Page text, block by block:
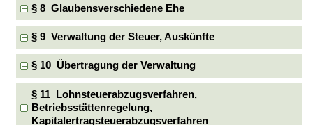
§ 8 Glaubensverschiedene Ehe
§ 9 Verwaltung der Steuer, Auskünfte
§ 10 Übertragung der Verwaltung
§ 11 Lohnsteuerabzugsverfahren,
Betriebsstättenregelung,
Kapitalertragsteuerabzugsverfahren